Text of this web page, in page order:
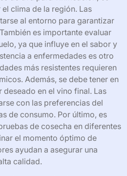
sostenibilidad guía la selección
ambientalmente responsables
se pueden
variedades de
de uva para vinificación, es
clima de la región. Las
al entorno para garantizar
es importante evaluar
ya que influye en el sabor y
a enfermedades es otro
más resistentes requieren